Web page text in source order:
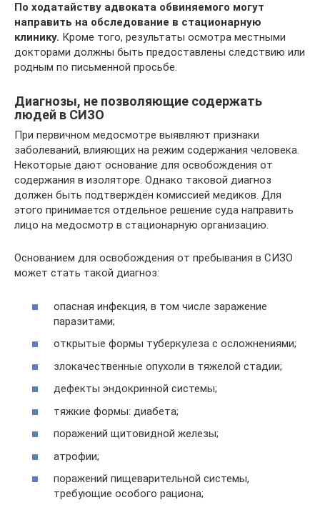
По ходатайству адвоката обвиняемого могут
направить на обследование в стационарную
клинику. Кроме того, результаты осмотра местными
докторами должны быть предоставлены следствию или
родным по письменной просьбе.
Диагнозы, не позволяющие содержать
людей в СИЗО
При первичном медосмотре выявляют признаки
заболеваний, влияющих на режим содержания человека.
Некоторые дают основание для освобождения от
содержания в изоляторе. Однако таковой диагноз
должен быть подтверждён комиссией медиков. Для
этого принимается отдельное решение суда направить
лицо на медосмотр в стационарную организацию.
Основанием для освобождения от пребывания в СИЗО
может стать такой диагноз:
опасная инфекция, в том числе заражение
паразитами;
открытые формы туберкулеза с осложнениями;
злокачественные опухоли в тяжелой стадии;
дефекты эндокринной системы;
тяжкие формы: диабета;
поражений щитовидной железы;
атрофии;
поражений пищеварительной системы,
требующие особого рациона;